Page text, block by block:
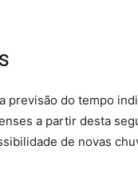
previsão do tempo
a partir desta
de novas